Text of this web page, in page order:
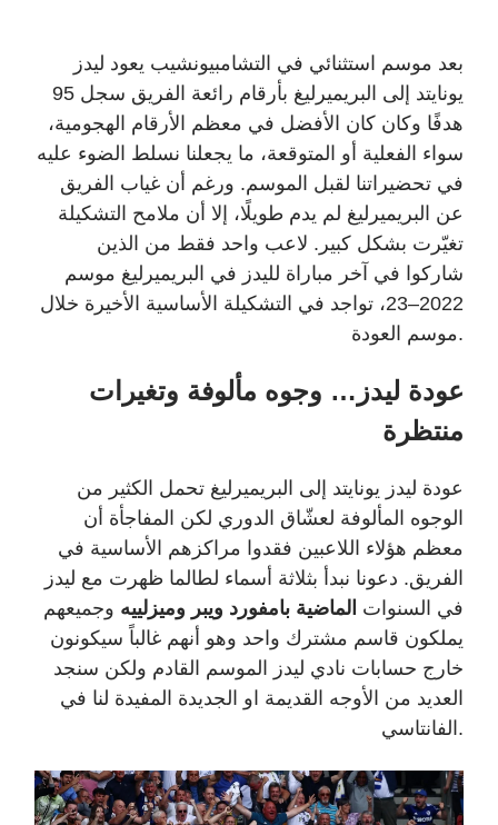
بعد موسم استثنائي في التشامبيونشيب يعود ليدز
يونايتد إلى البريميرليغ بأرقام رائعة الفريق سجل 95
هدفًا وكان كان الأفضل في معظم الأرقام الهجومية،
سواء الفعلية أو المتوقعة، ما يجعلنا نسلط الضوء عليه
في تحضيراتنا لقبل الموسم. ورغم أن غياب الفريق
عن البريميرليغ لم يدم طويلًا، إلا أن ملامح التشكيلة
تغيّرت بشكل كبير. لاعب واحد فقط من الذين
شاركوا في آخر مباراة لليدز في البريميرليغ موسم
2022–23، تواجد في التشكيلة الأساسية الأخيرة خلال
موسم العودة.
عودة ليدز… وجوه مألوفة وتغيرات
منتظرة
عودة ليدز يونايتد إلى البريميرليغ تحمل الكثير من
الوجوه المألوفة لعشّاق الدوري لكن المفاجأة أن
معظم هؤلاء اللاعبين فقدوا مراكزهم الأساسية في
الفريق. دعونا نبدأ بثلاثة أسماء لطالما ظهرت مع ليدز
في السنوات الماضية بامفورد ويبر وميزلييه وجميعهم
يملكون قاسم مشترك واحد وهو أنهم غالباً سيكونون
خارج حسابات نادي ليدز الموسم القادم ولكن سنجد
العديد من الأوجه القديمة او الجديدة المفيدة لنا في
الفانتاسي.